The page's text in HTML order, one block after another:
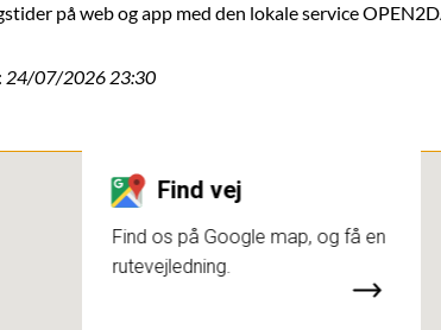
på web og app med den lokale service
24/07/2026 23:30
Find vej
Find os på Google map, og få en
rutevejledning.